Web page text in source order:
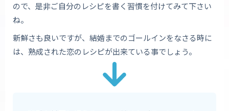
ので、是非ご自分のレシピを書く習慣を付けてみて下さい
ね。
新鮮さも良いですが、結婚までのゴールインをなさる時に
は、熟成された恋のレシピが出来ている事でしょう。